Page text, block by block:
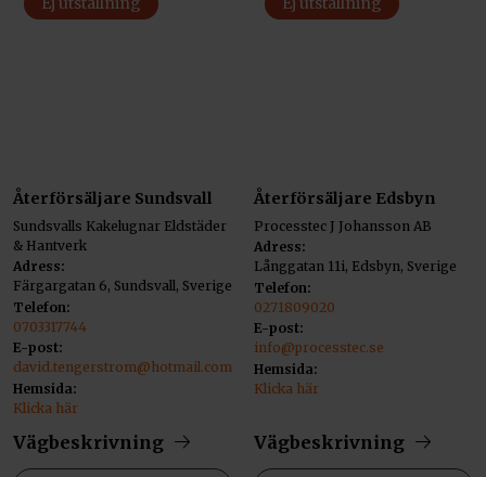
Återförsäljare Sundsvall
Sundsvalls Kakelugnar Eldstäder
& Hantverk
Adress:
Färgargatan 6, Sundsvall, Sverige
Telefon:
0703317744
E-post:
david.tengerstrom@hotmail.com
Hemsida:
Klicka här
Vägbeskrivning
Återförsäljare Edsbyn
Processtec J Johansson AB
Adress:
Långgatan 11i, Edsbyn, Sverige
Telefon:
0271809020
E-post:
info@processtec.se
Hemsida:
Klicka här
Vägbeskrivning